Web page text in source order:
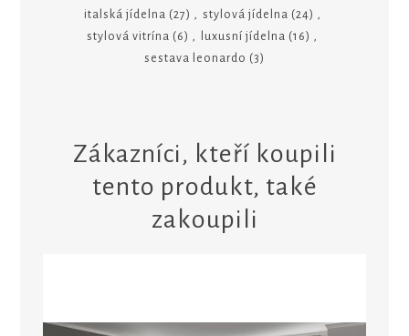
italská jídelna (27) stylová jídelna (24)
stylová vitrína (6) luxusní jídelna (16)
sestava leonardo (3)
Zákazníci, kteří koupili
tento produkt, také
zakoupili